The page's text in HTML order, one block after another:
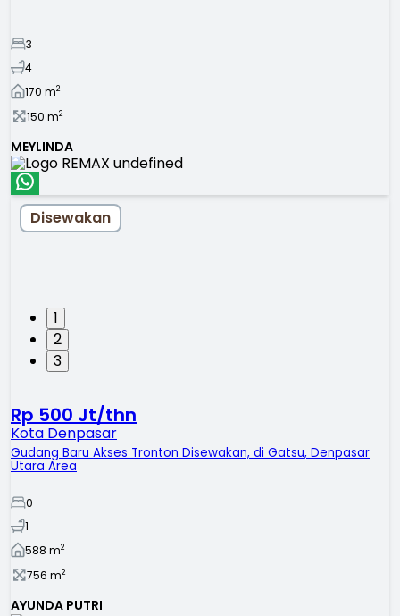
3
4
170 m2
150 m2
MEYLINDA
1
2
3
Disewakan
Rp 500 Jt/thn
Kota Denpasar
Gudang Baru Akses Tronton Disewakan, di Gatsu, Denpasar
Utara Area
0
1
588 m2
756 m2
AYUNDA PUTRI